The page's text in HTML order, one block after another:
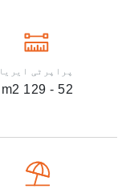
پراپرٹی ایریا
52 - 129